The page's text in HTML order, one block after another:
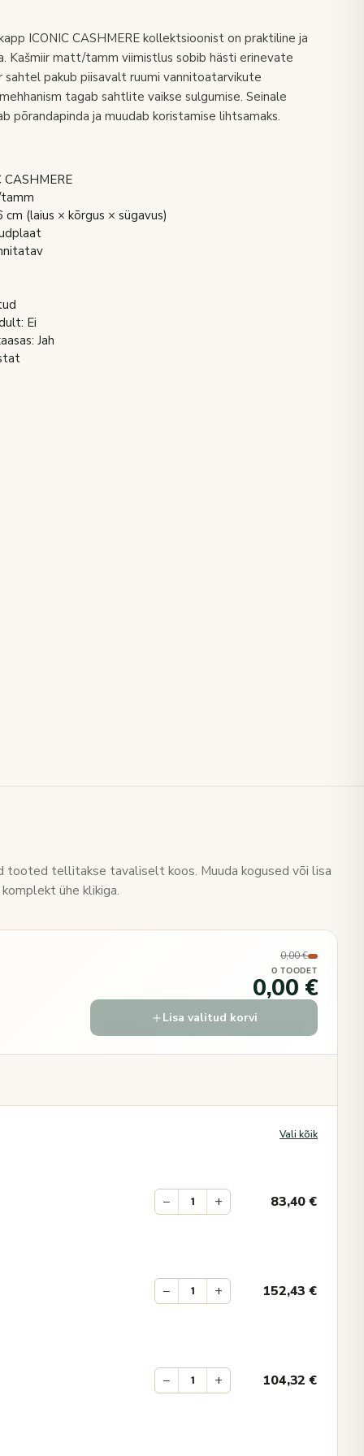
ICONIC CASHMERE kollektsioonist on praktiline ja
Kašmiir matt/tamm viimistlus sobib hästi erinevate
sahtel pakub piisavalt ruumi vannitoatarvikute
tagab sahtlite vaikse sulgumise. Seinale
põrandapinda ja muudab koristamise lihtsamaks.
(laius × kõrgus × sügavus)
Ei
Jah
tooted tellitakse tavaliselt koos. Muuda kogused või lisa
ühe klikiga.
0,00 €
0 TOODET
0,00 €
Lisa valitud korvi
Vali kõik
− + 83,40€
− + 152,43€
− + 104,32€